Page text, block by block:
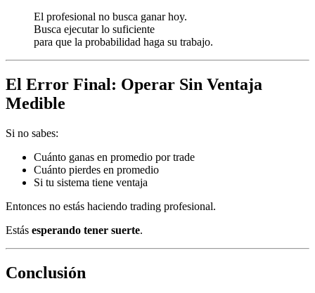
El profesional no busca ganar hoy.
Busca ejecutar lo suficiente
para que la probabilidad haga su trabajo.
El Error Final: Operar Sin Ventaja
Medible
Si no sabes:
Cuánto ganas en promedio por trade
Cuánto pierdes en promedio
Si tu sistema tiene ventaja
Entonces no estás haciendo trading profesional.
Estás esperando tener suerte.
Conclusión